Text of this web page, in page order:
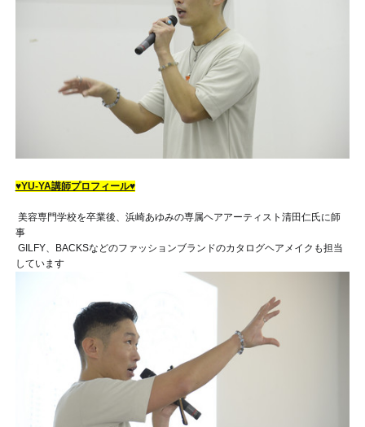
♥YU-YA講師プロフィール♥
美容専門学校を卒業後、浜崎あゆみの専属ヘアアーティスト清田仁氏に師
事
GILFY、BACKSなどのファッションブランドのカタログヘアメイクも担当
しています